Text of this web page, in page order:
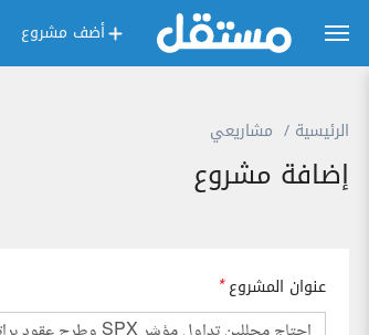
أضف مشروع
الرئيسية مشاريعي
إضافة مشروع
عنوان المشروع*